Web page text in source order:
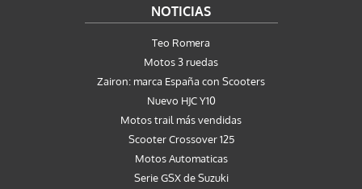
NOTICIAS
Teo Romera
Motos 3 ruedas
Zairon: marca España con Scooters
Nuevo HJC Y10
Motos trail más vendidas
Scooter Crossover 125
Motos Automaticas
Serie GSX de Suzuki